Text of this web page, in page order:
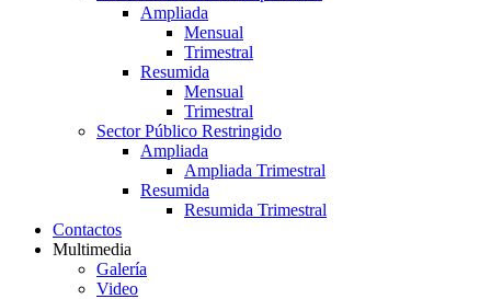
Ampliada
Mensual
Trimestral
Resumida
Mensual
Trimestral
Sector Público Restringido
Ampliada
Ampliada Trimestral
Resumida
Resumida Trimestral
Contactos
Multimedia
Galería
Video